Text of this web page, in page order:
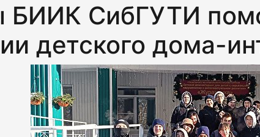
БИИК СибГУТИ
детского дома-